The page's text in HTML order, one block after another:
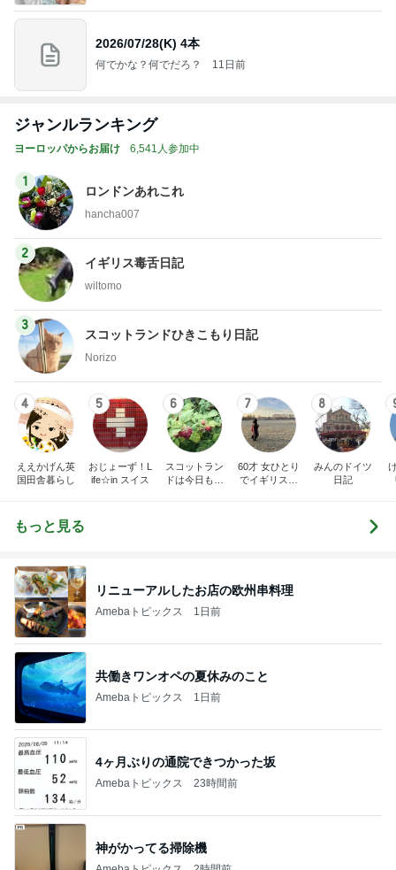
2026/07/28(K) 4本
何でかな？何でだろ？ 11日前
ジャンルランキング
ヨーロッパからお届け 6,541人参加中
1
ロンドンあれこれ
hancha007
2
イギリス毒舌日記
wiltomo
3
スコットランドひきこもり日記
Norizo
4
ええかげん英
国田舎暮らし
5
おじょーず！L
ife☆in スイス
6
スコットラン
ドは今日も曇
7
60才 女ひとり
でイギリスに
8
みんのドイツ
日記
もっと見る
リニューアルしたお店の欧州串料理
Amebaトピックス 1日前
共働きワンオペの夏休みのこと
Amebaトピックス 1日前
4ヶ月ぶりの通院できつかった坂
Amebaトピックス 23時間前
神がかってる掃除機